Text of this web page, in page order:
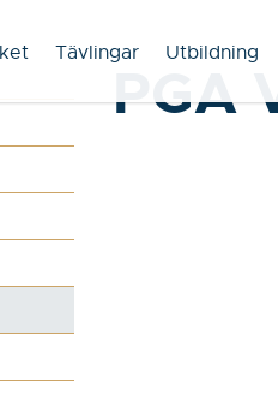
Tävlingar Utbildning
PGA